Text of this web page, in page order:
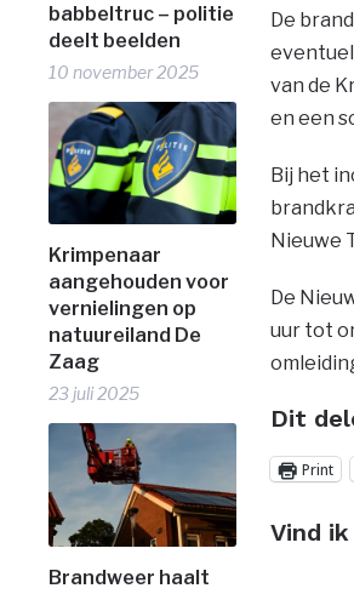
babbeltruc – politie
deelt beelden
10 november 2025
Krimpenaar
aangehouden voor
vernielingen op
natuureiland De
Zaag
23 juli 2025
Brandweer haalt
De
van de
en een
Bij het
Nieuwe
De
uur tot
Dit
Print
Vind